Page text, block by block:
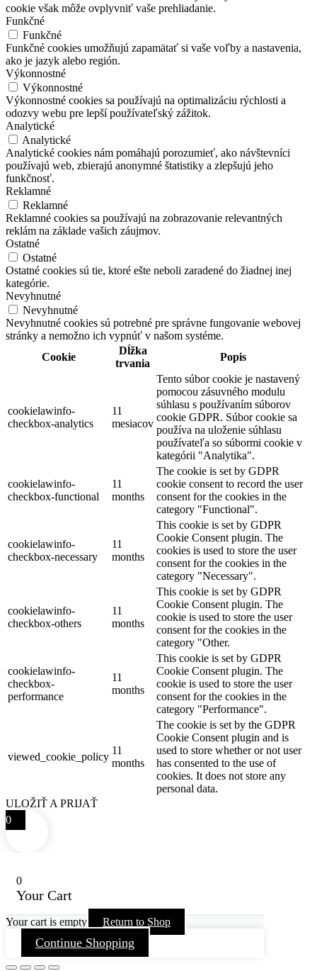
cookie však môže ovplyvniť vaše prehliadanie.
Funkčné
Funkčné
Funkčné cookies umožňujú zapamätať si vaše voľby a nastavenia,
ako je jazyk alebo región.
Výkonnostné
Výkonnostné
Výkonnostné cookies sa používajú na optimalizáciu rýchlosti a
odozvy webu pre lepší používateľský zážitok.
Analytické
Analytické
Analytické cookies nám pomáhajú porozumieť, ako návštevníci
používajú web, zbierajú anonymné štatistiky a zlepšujú jeho
funkčnosť.
Reklamné
Reklamné
Reklamné cookies sa používajú na zobrazovanie relevantných
reklám na základe vašich záujmov.
Ostatné
Ostatné
Ostatné cookies sú tie, ktoré ešte neboli zaradené do žiadnej inej
kategórie.
Nevyhnutné
Nevyhnutné
Nevyhnutné cookies sú potrebné pre správne fungovanie webovej
stránky a nemožno ich vypnúť v našom systéme.
Cookie
Dĺžka
trvania
Popis
cookielawinfo-
checkbox-analytics
11
mesiacov
Tento súbor cookie je nastavený
pomocou zásuvného modulu
súhlasu s používaním súborov
cookie GDPR. Súbor cookie sa
používa na uloženie súhlasu
používateľa so súbormi cookie v
kategórii "Analytika".
cookielawinfo-
checkbox-functional
11
months
The cookie is set by GDPR
cookie consent to record the user
consent for the cookies in the
category "Functional".
cookielawinfo-
checkbox-necessary
11
months
This cookie is set by GDPR
Cookie Consent plugin. The
cookies is used to store the user
consent for the cookies in the
category "Necessary".
cookielawinfo-
checkbox-others
11
months
This cookie is set by GDPR
Cookie Consent plugin. The
cookie is used to store the user
consent for the cookies in the
category "Other.
cookielawinfo-
checkbox-
performance
11
months
This cookie is set by GDPR
Cookie Consent plugin. The
cookie is used to store the user
consent for the cookies in the
category "Performance".
viewed_cookie_policy
11
months
The cookie is set by the GDPR
Cookie Consent plugin and is
used to store whether or not user
has consented to the use of
cookies. It does not store any
personal data.
ULOŽIŤ A PRIJAŤ
0
0
Your Cart
Your cart is empty Return to Shop
Continue Shopping